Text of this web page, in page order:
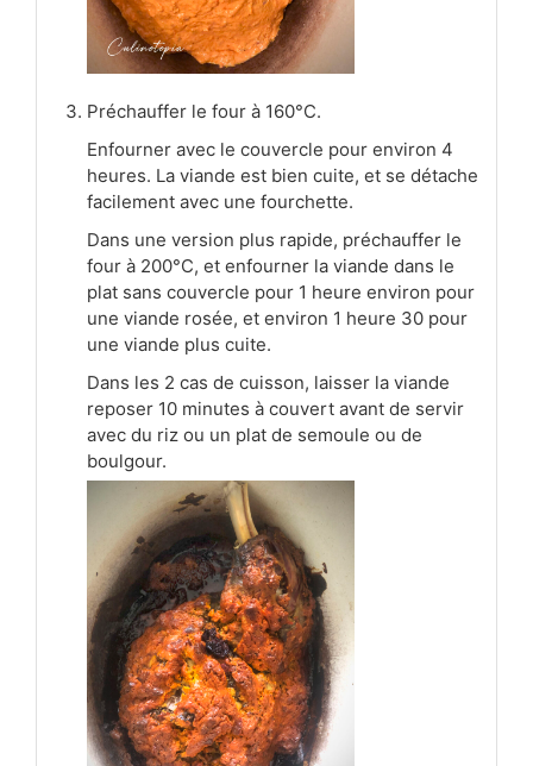
Préchauffer le four à 160°C.
Enfourner avec le couvercle pour environ 4
heures. La viande est bien cuite, et se détache
facilement avec une fourchette.
Dans une version plus rapide, préchauffer le
four à 200°C, et enfourner la viande dans le
plat sans couvercle pour 1 heure environ pour
une viande rosée, et environ 1 heure 30 pour
une viande plus cuite.
Dans les 2 cas de cuisson, laisser la viande
reposer 10 minutes à couvert avant de servir
avec du riz ou un plat de semoule ou de
boulgour.